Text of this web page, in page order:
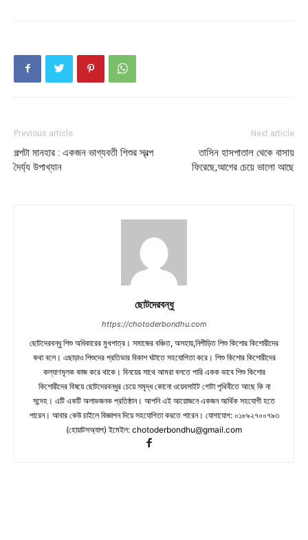
Previous article
গল্পটা মানহার : একজন ভাগ্যবতী শিশুর স্বল্প
দৈর্য্য উপাখ্যান
Next article
তাসিন হাসপাতাল থেকে বাসায়
ফিরেছে,আগের চেয়ে ভালো আছে
ছোটদেরবন্ধু
https://chotoderbondhu.com
ছোটদেরবন্ধু শিশু অধিকারের মুখপাত্র। সমাজের বঞ্চিত, অসহায়,নিপীড়িত শিশু কিশোর কিশোরীদের
কথা বলে। এছাড়াও শিশুদের প্রতিভার বিকাশ ঘটাতে সহযোগিতা করে। শিশু কিশোর কিশোরীদের
কল্যাণমূলক কাজ করে থাকে। বিনয়ের সাথে আমরা বলতে পারি একক ভাবে শিশু কিশোর
কিশোরীদের বিষয়ে ছোটদেরবন্ধুর চেয়ে সমৃদ্ধ কোনো ওয়েবসাইট গোটা পৃথিবীতে আছে কি না
সন্দেহ। এটি একটি অলাভজনক প্রতিষ্ঠান। আপনি এই আয়োজনে একজন আর্থিক সহযোগী হতে
পারেন। আবার কেউ চাইলে বিজ্ঞাপন দিয়ে সহযোগিতা করতে পারেন। যোগাযোগ: ০১৮৯২৭০০৭৯৩
(হোয়াটসঅ্যাপ) ইমেইল: chotoderbondhu@gmail.com